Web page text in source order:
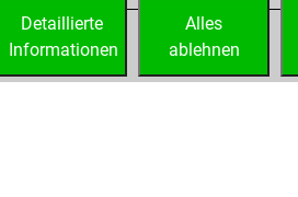
Alles
ablehnen
Detaillierte
Informationen